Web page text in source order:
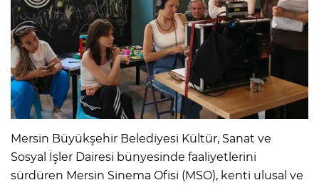
Mersin Büyükşehir Belediyesi Kültür, Sanat ve
Sosyal İşler Dairesi bünyesinde faaliyetlerini
sürdüren Mersin Sinema Ofisi (MSO), kenti ulusal ve